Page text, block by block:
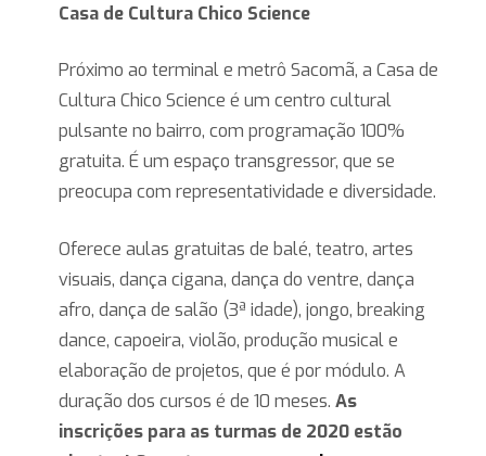
Casa de Cultura Chico Science
Próximo ao terminal e metrô Sacomã, a Casa de
Cultura Chico Science é um centro cultural
pulsante no bairro, com programação 100%
gratuita. É um espaço transgressor, que se
preocupa com representatividade e diversidade.
Oferece aulas gratuitas de balé, teatro, artes
visuais, dança cigana, dança do ventre, dança
afro, dança de salão (3ª idade), jongo, breaking
dance, capoeira, violão, produção musical e
elaboração de projetos, que é por módulo. A
duração dos cursos é de 10 meses. As
inscrições para as turmas de 2020 estão